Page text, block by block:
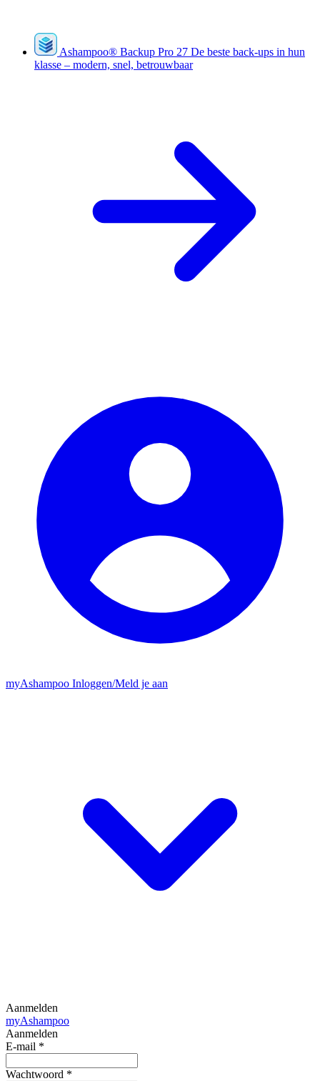
Ashampoo® Backup Pro 27 De beste back-ups in hun
klasse – modern, snel, betrouwbaar
myAshampoo Inloggen/Meld je aan
Aanmelden
myAshampoo
Aanmelden
E-mail *
Wachtwoord *